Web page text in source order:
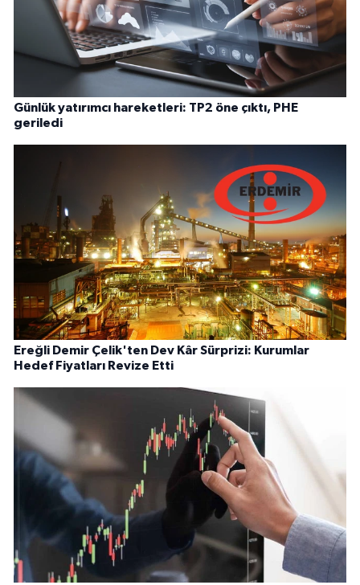
Günlük yatırımcı hareketleri: TP2 öne çıktı, PHE
geriledi
Ereğli Demir Çelik'ten Dev Kâr Sürprizi: Kurumlar
Hedef Fiyatları Revize Etti